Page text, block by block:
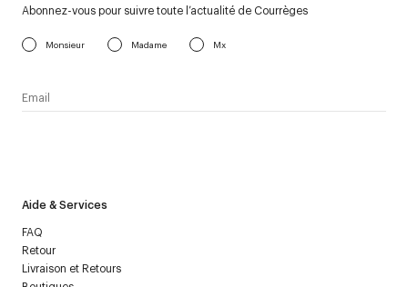
Aide & Services
FAQ
Retour
Livraison et Retours
Abonnez-vous pour suivre toute l’actualité de Courrèges
Monsieur Madame Mx